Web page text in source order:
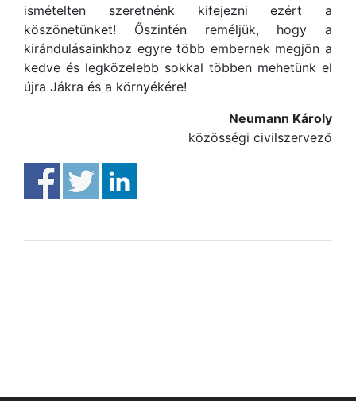
ismételten szeretnénk kifejezni ezért a
köszönetünket! Őszintén reméljük, hogy a
kirándulásainkhoz egyre több embernek megjön a
kedve és legközelebb sokkal többen mehetünk el
újra Jákra és a környékére!
Neumann Károly
közösségi civilszervező